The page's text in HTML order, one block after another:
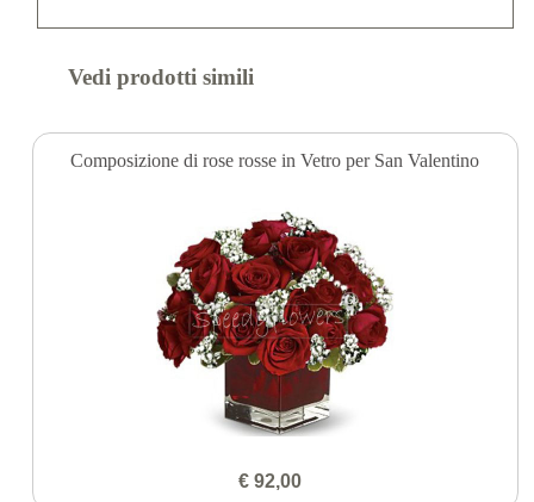
Vedi prodotti simili
Composizione di rose rosse in Vetro per San Valentino
€ 92,00